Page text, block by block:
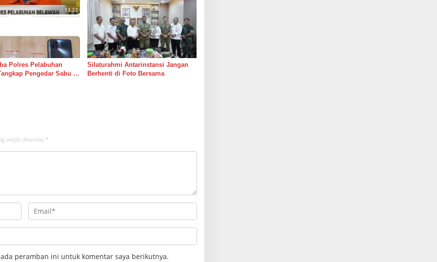
Polres Pelabuhan
Pengedar Sabu di
Silaturahmi Antarinstansi Jangan
Berhenti di Foto Bersama
wajib ditandai *
peramban ini untuk komentar saya berikutnya.